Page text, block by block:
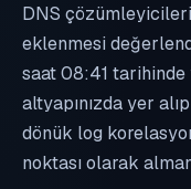
DNS
eklenmesi
saat 08:41 tarihinde
altyapınızda yer
dönük log
noktası olarak